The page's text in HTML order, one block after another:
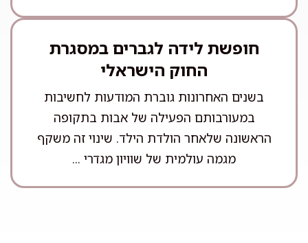
חופשת לידה לגברים במסגרת
החוק הישראלי
בשנים האחרונות גוברת המודעות לחשיבות
במעורבותם הפעילה של אבות בתקופה
הראשונה שלאחר הולדת הילד. שינוי זה משקף
מגמה עולמית של שוויון מגדרי ...